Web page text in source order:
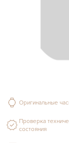
Оригинальные
Проверка
состояния